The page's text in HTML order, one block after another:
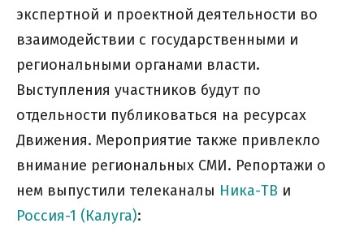
экспертной и проектной деятельности во
взаимодействии с государственными и
региональными органами власти.
Выступления участников будут по
отдельности публиковаться на ресурсах
Движения. Мероприятие также привлекло
внимание региональных СМИ. Репортажи о
нем выпустили телеканалы Ника-ТВ и
Россия-1 (Калуга):